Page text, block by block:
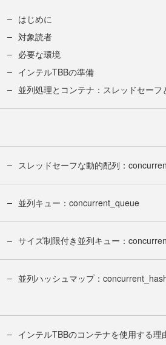
はじめに
対象読者
必要な環境
インテルTBBの準備
並列処理とコンテナ：スレッドセーフ
スレッドセーフな動的配列：
並列キュー：concurrent_queue
サイズ制限付き並列キュー：
並列ハッシュマップ：
インテルTBBのコンテナを使用する理